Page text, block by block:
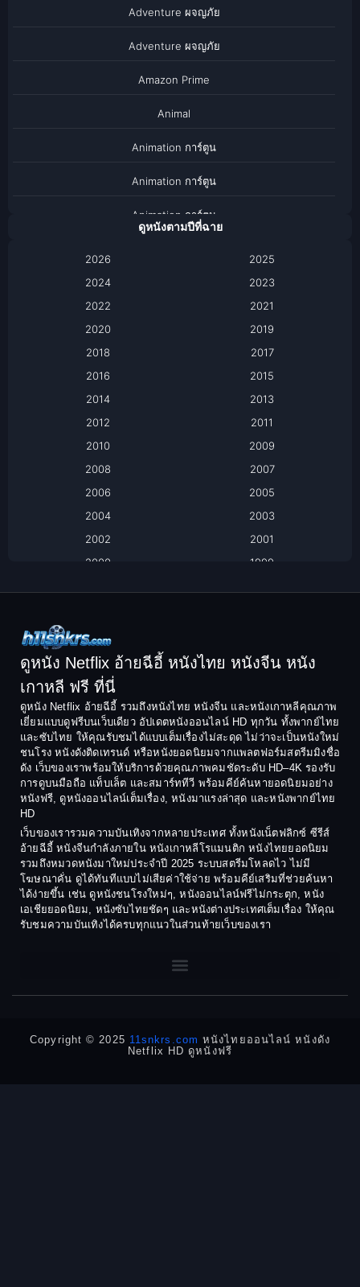
Adventure ผจญภัย
Adventure ผจญภัย
Amazon Prime
Animal
Animation การ์ตูน
Animation การ์ตูน
Animation การ์ตูน
Based on a True Story เรื่องจริง
Based on a True Story เรื่องจริง
Comedy ตลก
Coming-of-age ชีวิตวัยรุ่น
Crime อาชญากรรม
Crime อาชญากรรม
Culture
Dance เต้น
Dark Comedy ตลกร้าย
DC
Detective สืบสวน
ดูหนังตามปีที่ฉาย
2026
2025
2024
2023
2022
2021
2020
2019
2018
2017
2016
2015
2014
2013
2012
2011
2010
2009
2008
2007
2006
2005
2004
2003
2002
2001
2000
1999
1994
1992
1991
1990
1988
1987
1986
1985
1984
1983
1982
1981
1980
1978
1974
1973
1972
1971
1970
1969
1968
1964
ดูหนัง Netflix อ้ายฉีอี้ หนังไทย หนังจีน หนัง
เกาหลี ฟรี ที่นี่
ดูหนัง Netflix อ้ายฉีอี้ รวมถึงหนังไทย หนังจีน และหนังเกาหลีคุณภาพ
เยี่ยมแบบดูฟรีบนเว็บเดียว อัปเดตหนังออนไลน์ HD ทุกวัน ทั้งพากย์ไทย
และซับไทย ให้คุณรับชมได้แบบเต็มเรื่องไม่สะดุด ไม่ว่าจะเป็นหนังใหม่
ชนโรง หนังดังติดเทรนด์ หรือหนังยอดนิยมจากแพลตฟอร์มสตรีมมิงชื่อ
ดัง เว็บของเราพร้อมให้บริการด้วยคุณภาพคมชัดระดับ HD–4K รองรับ
การดูบนมือถือ แท็บเล็ต และสมาร์ททีวี พร้อมคีย์ค้นหายอดนิยมอย่าง
หนังฟรี, ดูหนังออนไลน์เต็มเรื่อง, หนังมาแรงล่าสุด และหนังพากย์ไทย
HD
เว็บของเรารวมความบันเทิงจากหลายประเทศ ทั้งหนังเน็ตฟลิกซ์ ซีรีส์
อ้ายฉีอี้ หนังจีนกำลังภายใน หนังเกาหลีโรแมนติก หนังไทยยอดนิยม
รวมถึงหมวดหนังมาใหม่ประจำปี 2025 ระบบสตรีมโหลดไว ไม่มี
โฆษณาคั่น ดูได้ทันทีแบบไม่เสียค่าใช้จ่าย พร้อมคีย์เสริมที่ช่วยค้นหา
ได้ง่ายขึ้น เช่น ดูหนังชนโรงใหม่ๆ, หนังออนไลน์ฟรีไม่กระตุก, หนัง
เอเชียยอดนิยม, หนังซับไทยชัดๆ และหนังต่างประเทศเต็มเรื่อง ให้คุณ
รับชมความบันเทิงได้ครบทุกแนวในส่วนท้ายเว็บของเรา
Copyright © 2025 11snkrs.com หนังไทยออนไลน์ หนังดัง
Netflix HD ดูหนังฟรี